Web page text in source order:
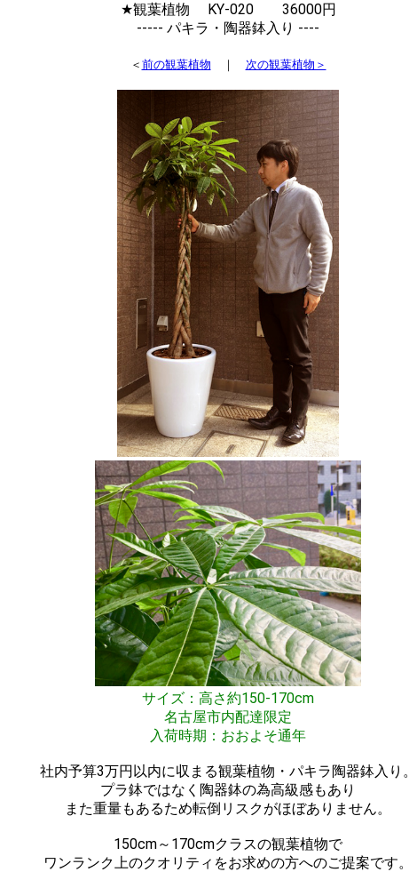
★観葉植物 KY-020 36000円
----- パキラ・陶器鉢入り ----
＜ 前の観葉植物 ｜ 次の観葉植物＞
サイズ：高さ約150-170cm
名古屋市内配達限定
入荷時期：おおよそ通年
社内予算3万円以内に収まる観葉植物・パキラ陶器鉢入り。
プラ鉢ではなく陶器鉢の為高級感もあり
また重量もあるため転倒リスクがほぼありません。
150cm～170cmクラスの観葉植物で
ワンランク上のクオリティをお求めの方へのご提案です。